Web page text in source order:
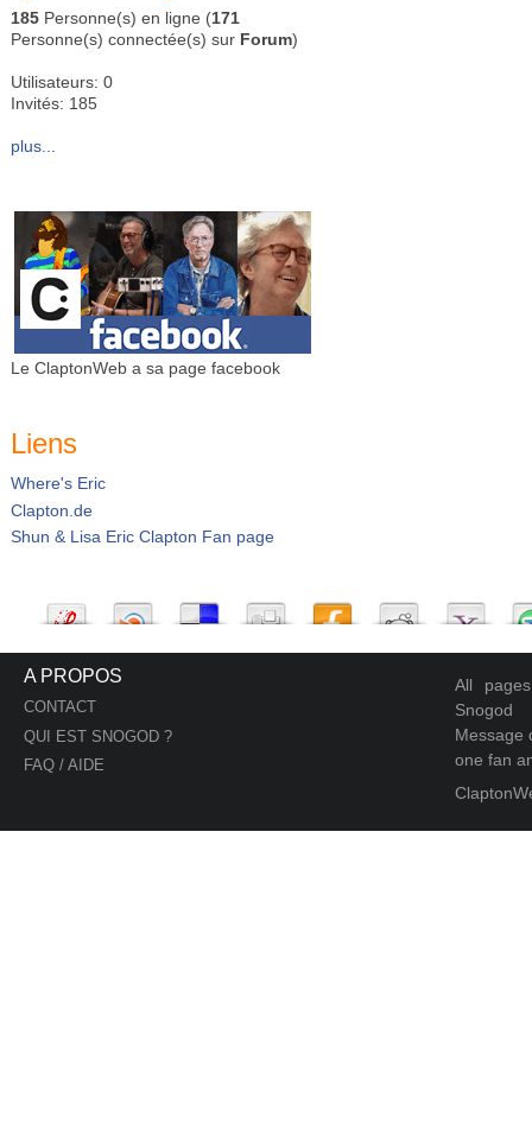
185 Personne(s) en ligne (171
Personne(s) connectée(s) sur Forum)
Utilisateurs: 0
Invités: 185
plus...
Le ClaptonWeb a sa page facebook
Liens
Where's Eric
Clapton.de
Shun & Lisa Eric Clapton Fan page
A PROPOS
CONTACT
QUI EST SNOGOD ?
FAQ / AIDE
All
Snogod
Message
one fan